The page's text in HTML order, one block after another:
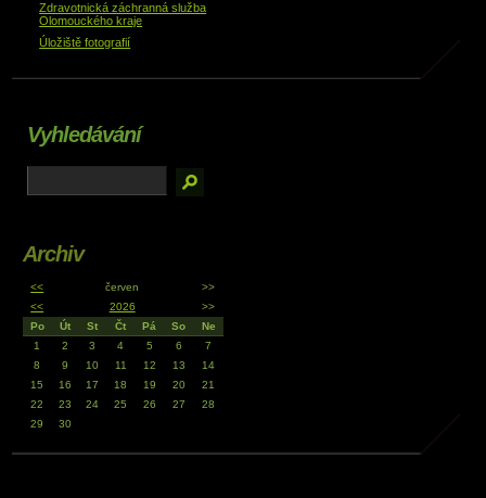
Zdravotnická záchranná služba
Olomouckého kraje
Úložiště fotografií
Vyhledávání
Archiv
<< červen
>>
<<
2026
>>
Po
Út St Čt Pá So
Ne
1
2 3 4 5 6
7
8
9 10 11 12 13
14
15
16 17 18 19 20
21
22
23 24 25 26 27
28
29
30